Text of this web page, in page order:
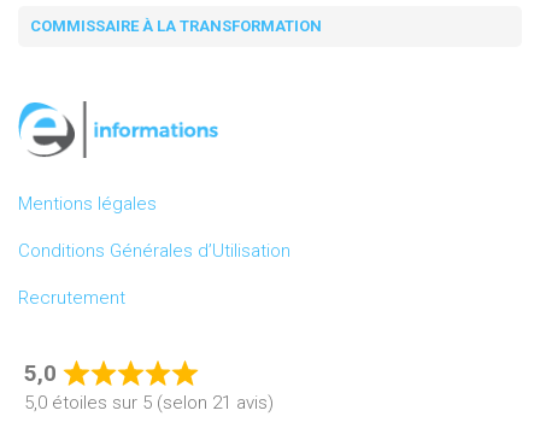
COMMISSAIRE À LA TRANSFORMATION
Mentions légales
Conditions Générales d’Utilisation
Recrutement
5,0
Rated
5,0
5,0 étoiles sur 5 (selon 21 avis)